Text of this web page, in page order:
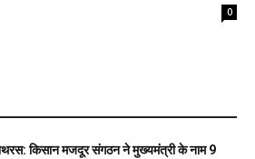
0
किसान मजदूर संगठन ने मुख्यमंत्री के नाम 9